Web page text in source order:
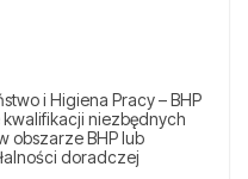
i Higiena Pracy – BHP
niezbędnych
obszarze BHP lub
doradczej